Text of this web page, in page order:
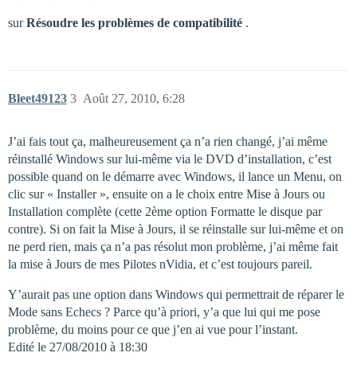
surRésoudre les problèmes de compatibilité .
Bleet49123 Août 27, 2010, 6:28
3
J’ai fais tout ça, malheureusement ça n’a rien changé, j’ai même
réinstallé Windows sur lui-même via le DVD d’installation, c’est
possible quand on le démarre avec Windows, il lance un Menu, on
clic sur « Installer », ensuite on a le choix entre Mise à Jours ou
Installation complète (cette 2ème option Formatte le disque par
contre). Si on fait la Mise à Jours, il se réinstalle sur lui-même et on
ne perd rien, mais ça n’a pas résolut mon problème, j’ai même fait
la mise à Jours de mes Pilotes nVidia, et c’est toujours pareil.
Y’aurait pas une option dans Windows qui permettrait de réparer le
Mode sans Echecs ? Parce qu’à priori, y’a que lui qui me pose
problème, du moins pour ce que j’en ai vue pour l’instant.
Edité le 27/08/2010 à 18:30